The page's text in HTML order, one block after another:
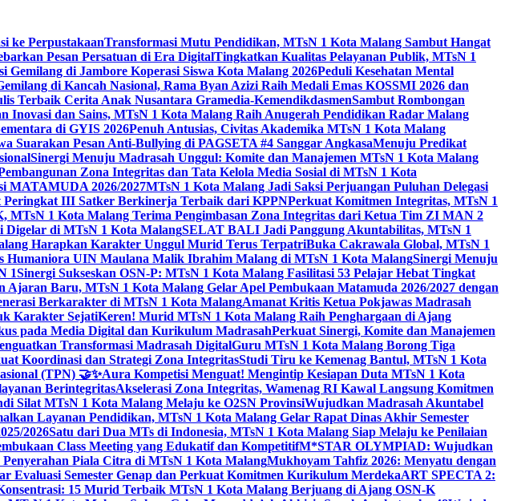
ke PerpustakaanTransformasi Mutu Pendidikan, MTsN 1 Kota Malang Sambut Hangat
Pesan Persatuan di Era DigitalTingkatkan Kualitas Pelayanan Publik, MTsN 1
Gemilang di Jambore Koperasi Siswa Kota Malang 2026Peduli Kesehatan Mental
di Kancah Nasional, Rama Byan Azizi Raih Medali Emas KOSSMI 2026 dan
Terbaik Cerita Anak Nusantara Gramedia-KemendikdasmenSambut Rombongan
Inovasi dan Sains, MTsN 1 Kota Malang Raih Anugerah Pendidikan Radar Malang
di GYIS 2026Penuh Antusias, Civitas Akademika MTsN 1 Kota Malang
Suarakan Pesan Anti-Bullying di PAGSETA #4 Sanggar AngkasaMenuju Predikat
Sinergi Menuju Madrasah Unggul: Komite dan Manajemen MTsN 1 Kota Malang
Zona Integritas dan Tata Kelola Media Sosial di MTsN 1 Kota
MATAMUDA 2026/2027MTsN 1 Kota Malang Jadi Saksi Perjuangan Puluhan Delegasi
Peringkat III Satker Berkinerja Terbaik dari KPPNPerkuat Komitmen Integritas, MTsN 1
MTsN 1 Kota Malang Terima Pengimbasan Zona Integritas dari Ketua Tim ZI MAN 2
Digelar di MTsN 1 Kota MalangSELAT BALI Jadi Panggung Akuntabilitas, MTsN 1
Harapkan Karakter Unggul Murid Terus TerpatriBuka Cakrawala Global, MTsN 1
Humaniora UIN Maulana Malik Ibrahim Malang di MTsN 1 Kota MalangSinergi Menuju
1Sinergi Sukseskan OSN-P: MTsN 1 Kota Malang Fasilitasi 53 Pelajar Hebat Tingkat
Ajaran Baru, MTsN 1 Kota Malang Gelar Apel Pembukaan Matamuda 2026/2027 dengan
Berkarakter di MTsN 1 Kota MalangAmanat Kritis Ketua Pokjawas Madrasah
Karakter SejatiKeren! Murid MTsN 1 Kota Malang Raih Penghargaan di Ajang
pada Media Digital dan Kurikulum MadrasahPerkuat Sinergi, Komite dan Manajemen
Transformasi Madrasah DigitalGuru MTsN 1 Kota Malang Borong Tiga
Koordinasi dan Strategi Zona IntegritasStudi Tiru ke Kemenag Bantul, MTsN 1 Kota
(TPN) 🤝✨Aura Kompetisi Menguat! Mengintip Kesiapan Duta MTsN 1 Kota
BerintegritasAkselerasi Zona Integritas, Wamenag RI Kawal Langsung Komitmen
Silat MTsN 1 Kota Malang Melaju ke O2SN ProvinsiWujudkan Madrasah Akuntabel
Layanan Pendidikan, MTsN 1 Kota Malang Gelar Rapat Dinas Akhir Semester
2026Satu dari Dua MTs di Indonesia, MTsN 1 Kota Malang Siap Melaju ke Penilaian
Class Meeting yang Edukatif dan KompetitifM*STAR OLYMPIAD: Wujudkan
Piala Citra di MTsN 1 Kota MalangMukhoyam Tahfiz 2026: Menyatu dengan
Evaluasi Semester Genap dan Perkuat Komitmen Kurikulum MerdekaART SPECTA 2:
15 Murid Terbaik MTsN 1 Kota Malang Berjuang di Ajang OSN-K